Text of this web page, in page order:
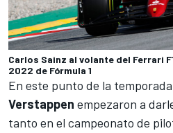
Carlos Sainz al volante del Ferrari
2022 de Fórmula 1
En este punto de la
Verstappen empezaron a
tanto en el campeonato de